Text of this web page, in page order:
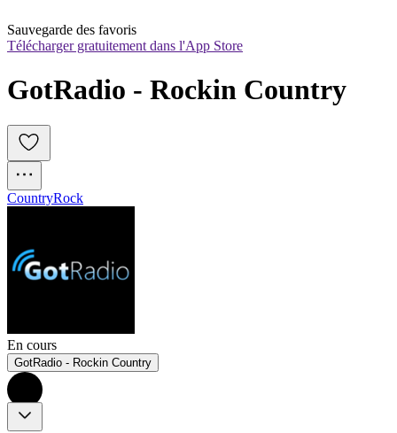
Sauvegarde des favoris
Télécharger gratuitement dans l'App Store
GotRadio - Rockin Country
CountryRock
En cours
GotRadio - Rockin Country